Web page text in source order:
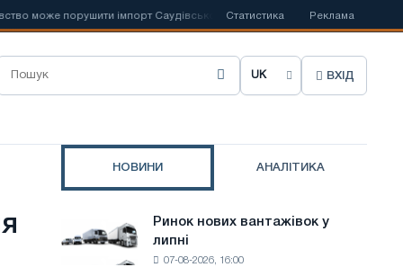
порушити імпорт Саудівської сталі 📰Іспанська Acerinox
Статистика Реклама
О
р
м
ВХІД
НОВИНИ АНАЛІТИКА
Ринок
нових
вантажівок
Ринок нових вантажівок у
липні
07-08-2026, 16:00